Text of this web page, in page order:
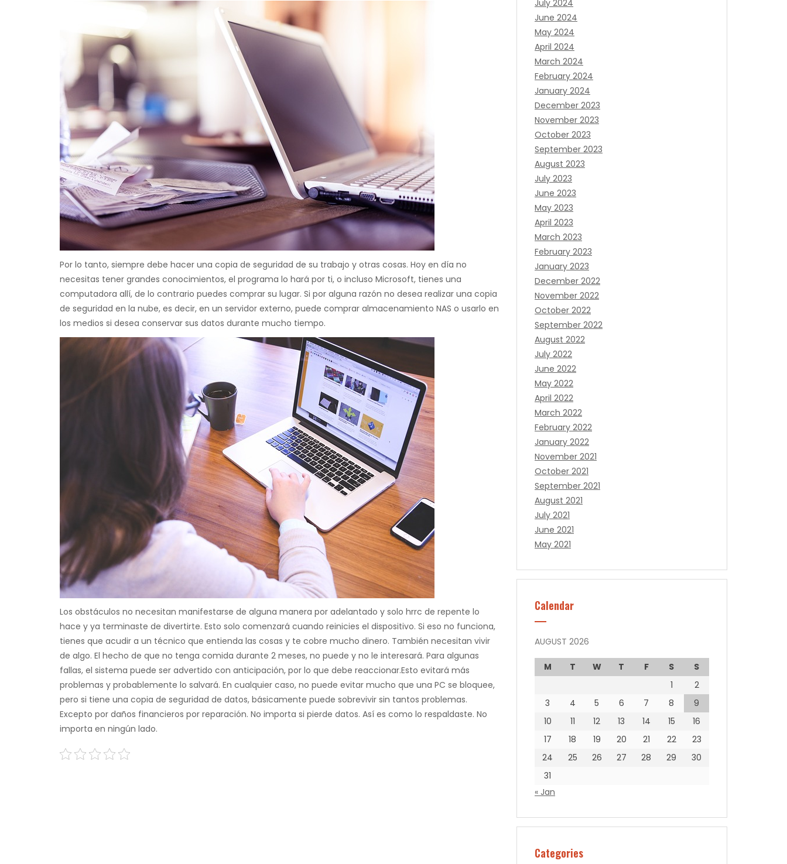
Por lo tanto, siempre debe hacer una copia de seguridad de su trabajo y otras cosas. Hoy en día no
necesitas tener grandes conocimientos, el programa lo hará por ti, o incluso Microsoft, tienes una
computadora allí, de lo contrario puedes comprar su lugar. Si por alguna razón no desea realizar una copia
de seguridad en la nube, es decir, en un servidor externo, puede comprar almacenamiento NAS o usarlo en
los medios si desea conservar sus datos durante mucho tiempo.
Los obstáculos no necesitan manifestarse de alguna manera por adelantado y solo hrrc de repente lo
hace y ya terminaste de divertirte. Esto solo comenzará cuando reinicies el dispositivo. Si eso no funciona,
tienes que acudir a un técnico que entienda las cosas y te cobre mucho dinero. También necesitan vivir
de algo. El hecho de que no tenga comida durante 2 meses, no puede y no le interesará. Para algunas
fallas, el sistema puede ser advertido con anticipación, por lo que debe reaccionar.Esto evitará más
problemas y probablemente lo salvará. En cualquier caso, no puede evitar mucho que una PC se bloquee,
pero si tiene una copia de seguridad de datos, básicamente puede sobrevivir sin tantos problemas.
Excepto por daños financieros por reparación. No importa si pierde datos. Así es como lo respaldaste. No
importa en ningún lado.
July 2024
June 2024
May 2024
April 2024
March 2024
February 2024
January 2024
December 2023
November 2023
October 2023
September 2023
August 2023
July 2023
June 2023
May 2023
April 2023
March 2023
February 2023
January 2023
December 2022
November 2022
October 2022
September 2022
August 2022
July 2022
June 2022
May 2022
April 2022
March 2022
February 2022
January 2022
November 2021
October 2021
September 2021
August 2021
July 2021
June 2021
May 2021
Calendar
AUGUST 2026
M T W T F S
S
1
2
3
4 5 6 7 8
9
10
11 12 13 14 15
16
17
18 19 20 21 22
23
24
25 26 27 28 29
30
31
« Jan
Categories